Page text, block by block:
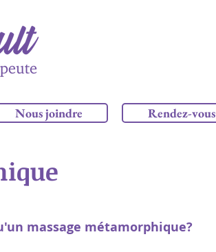
Nous joindre Rendez-vous
massage métamorphique?